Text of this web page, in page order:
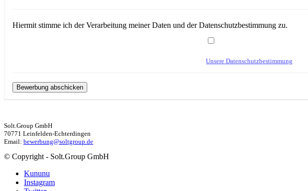
Hiermit stimme ich der Verarbeitung meiner Daten und der Datenschutzbestimmung zu.
Unsere Datenschutzbestimmung
Solt.Group GmbH
70771 Leinfelden-Echterdingen
Email: bewerbung@soltgroup.de
© Copyright - Solt.Group GmbH
Kununu
Instagram